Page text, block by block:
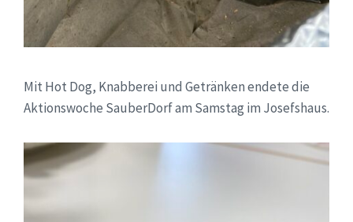
Mit Hot Dog, Knabberei und Getränken endete die
Aktionswoche SauberDorf am Samstag im Josefshaus.